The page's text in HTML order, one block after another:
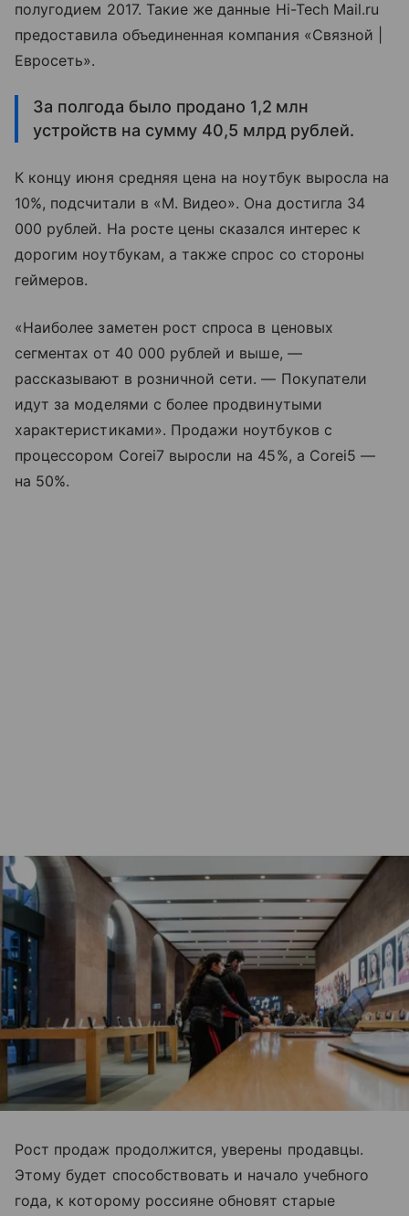
полугодием 2017. Такие же данные Hi-Tech Mail.ru
предоставила объединенная компания «Связной |
Евросеть».
За полгода было продано 1,2 млн
устройств на сумму 40,5 млрд рублей.
К концу июня средняя цена на ноутбук выросла на
10%, подсчитали в «М. Видео». Она достигла 34
000 рублей. На росте цены сказался интерес к
дорогим ноутбукам, а также спрос со стороны
геймеров.
«Наиболее заметен рост спроса в ценовых
сегментах от 40 000 рублей и выше, —
рассказывают в розничной сети. — Покупатели
идут за моделями с более продвинутыми
характеристиками». Продажи ноутбуков с
процессором Corei7 выросли на 45%, а Corei5 —
на 50%.
Рост продаж продолжится, уверены продавцы.
Этому будет способствовать и начало учебного
года, к которому россияне обновят старые